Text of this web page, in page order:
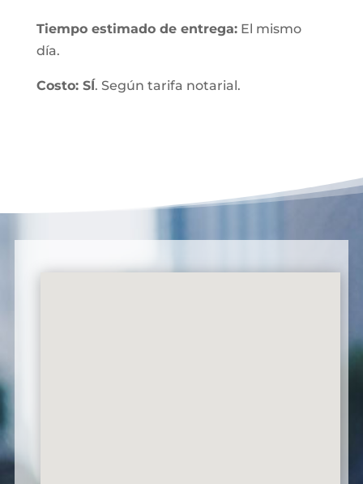
Tiempo estimado de entrega:El mismo
día.
Costo: SÍ. Según tarifa notarial.